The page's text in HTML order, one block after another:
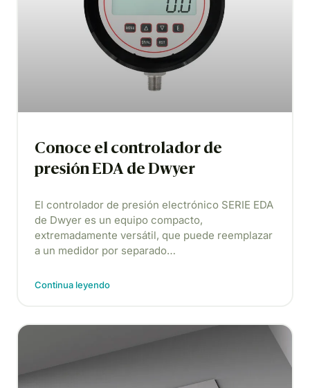
Conoce el controlador de
presión EDA de Dwyer
El controlador de presión electrónico SERIE EDA
de Dwyer es un equipo compacto,
extremadamente versátil, que puede reemplazar
a un medidor por separado…
Continua leyendo